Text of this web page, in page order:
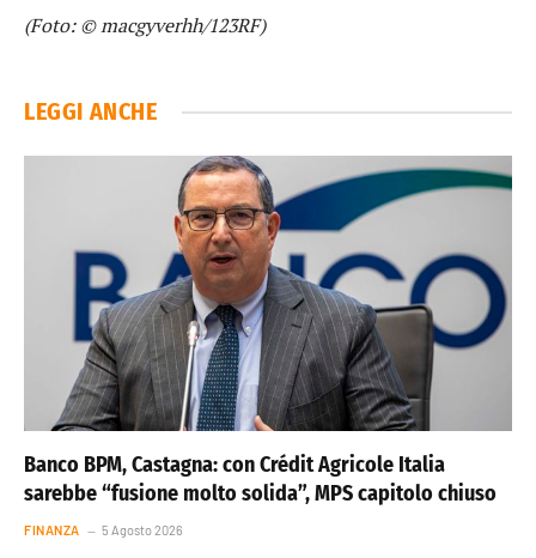
(Foto: © macgyverhh/123RF)
LEGGI ANCHE
Banco BPM, Castagna: con Crédit Agricole Italia
sarebbe “fusione molto solida”, MPS capitolo chiuso
FINANZA 5 Agosto 2026